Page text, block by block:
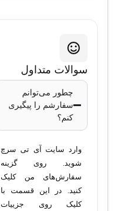
سوالات متداول
چطور می‌توانم
سفارشم را پیگیری
کنم؟
وارد سایت آی تی سرچ
شوید. روی گزینه
سفارش‌های من کلیک
کنید. در این قسمت با
کلیک روی جزییات